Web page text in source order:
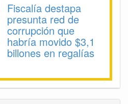
Fiscalía destapa
presunta red de
corrupción que
habría movido $3,1
billones en regalías